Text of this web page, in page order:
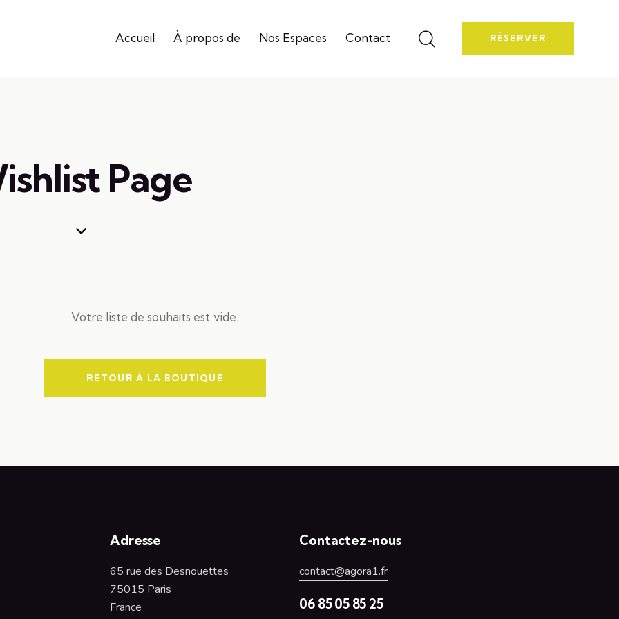
Accueil À propos de Nos Espaces Contact RÉSERVER
Page
Votre liste de souhaits est vide.
RETOUR À LA BOUTIQUE
Adresse
65 rue des Desnouettes
75015 Paris
France
Contactez-nous
contact@agora1.fr
06 85 05 85 25